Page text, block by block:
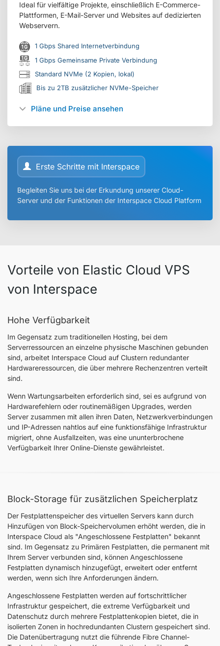
Ideal für vielfältige Projekte, einschließlich E-Commerce-
Plattformen, E-Mail-Server und Websites auf dedizierten
Webservern.
1 Gbps Shared Internetverbindung
1 Gbps Gemeinsame Private Verbindung
Standard NVMe (2 Kopien, lokal)
Bis zu 2TB zusätzlicher NVMe-Speicher
Pläne und Preise ansehen
Erste Schritte mit Interspace
Begleiten Sie uns bei der Erkundung unserer Cloud-
Server und der Funktionen der Interspace Cloud Platform
Vorteile von Elastic Cloud VPS
von Interspace
Hohe Verfügbarkeit
Im Gegensatz zum traditionellen Hosting, bei dem
Serverressourcen an einzelne physische Maschinen gebunden
sind, arbeitet Interspace Cloud auf Clustern redundanter
Hardwareressourcen, die über mehrere Rechenzentren verteilt
sind.
Wenn Wartungsarbeiten erforderlich sind, sei es aufgrund von
Hardwarefehlern oder routinemäßigen Upgrades, werden
Server zusammen mit allen ihren Daten, Netzwerkverbindungen
und IP-Adressen nahtlos auf eine funktionsfähige Infrastruktur
migriert, ohne Ausfallzeiten, was eine ununterbrochene
Verfügbarkeit Ihrer Online-Dienste gewährleistet.
Block-Storage für zusätzlichen Speicherplatz
Der Festplattenspeicher des virtuellen Servers kann durch
Hinzufügen von Block-Speichervolumen erhöht werden, die in
Interspace Cloud als "Angeschlossene Festplatten" bekannt
sind. Im Gegensatz zu Primären Festplatten, die permanent mit
Ihrem Server verbunden sind, können Angeschlossene
Festplatten dynamisch hinzugefügt, erweitert oder entfernt
werden, wenn sich Ihre Anforderungen ändern.
Angeschlossene Festplatten werden auf fortschrittlicher
Infrastruktur gespeichert, die extreme Verfügbarkeit und
Datenschutz durch mehrere Festplattenkopien bietet, die in
isolierten Zonen in hochredundanten Clustern gespeichert sind.
Die Datenübertragung nutzt die führende Fibre Channel-